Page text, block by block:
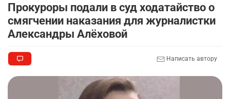
Прокуроры подали в суд ходатайство о
смягчении наказания для журналистки
Александры Алёховой
Написать автору